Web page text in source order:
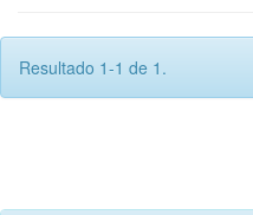
Resultado 1-1 de 1.